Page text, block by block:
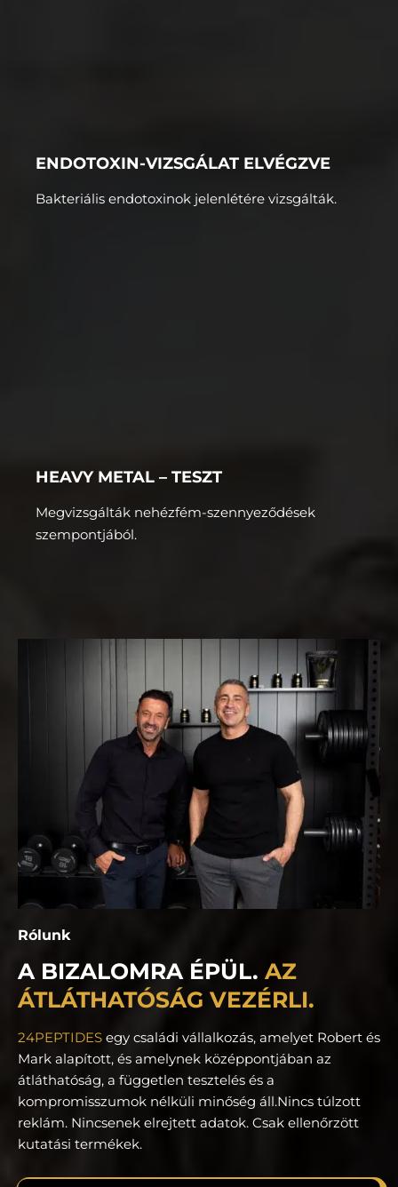
ENDOTOXIN-VIZSGÁLAT ELVÉGZVE
Bakteriális endotoxinok jelenlétére vizsgálták.
HEAVY METAL – TESZT
Megvizsgálták nehézfém-szennyeződések
szempontjából.
Rólunk
A BIZALOMRA ÉPÜL. AZ
ÁTLÁTHATÓSÁG VEZÉRLI.
24PEPTIDES egy családi vállalkozás, amelyet Robert és
Mark alapított, és amelynek középpontjában az
átláthatóság, a független tesztelés és a
kompromisszumok nélküli minőség áll.Nincs túlzott
reklám. Nincsenek elrejtett adatok. Csak ellenőrzött
kutatási termékek.